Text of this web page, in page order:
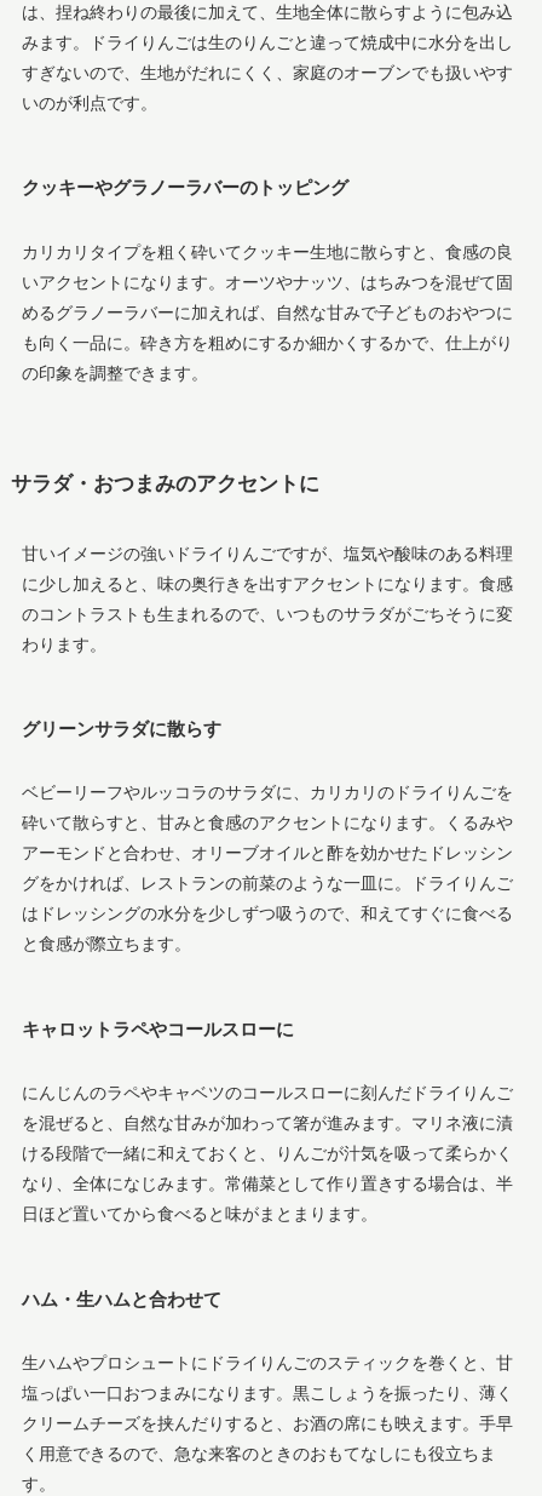
は、捏ね終わりの最後に加えて、生地全体に散らすように包み込
みます。ドライりんごは生のりんごと違って焼成中に水分を出し
すぎないので、生地がだれにくく、家庭のオーブンでも扱いやす
いのが利点です。
クッキーやグラノーラバーのトッピング
カリカリタイプを粗く砕いてクッキー生地に散らすと、食感の良
いアクセントになります。オーツやナッツ、はちみつを混ぜて固
めるグラノーラバーに加えれば、自然な甘みで子どものおやつに
も向く一品に。砕き方を粗めにするか細かくするかで、仕上がり
の印象を調整できます。
サラダ・おつまみのアクセントに
甘いイメージの強いドライりんごですが、塩気や酸味のある料理
に少し加えると、味の奥行きを出すアクセントになります。食感
のコントラストも生まれるので、いつものサラダがごちそうに変
わります。
グリーンサラダに散らす
ベビーリーフやルッコラのサラダに、カリカリのドライりんごを
砕いて散らすと、甘みと食感のアクセントになります。くるみや
アーモンドと合わせ、オリーブオイルと酢を効かせたドレッシン
グをかければ、レストランの前菜のような一皿に。ドライりんご
はドレッシングの水分を少しずつ吸うので、和えてすぐに食べる
と食感が際立ちます。
キャロットラペやコールスローに
にんじんのラペやキャベツのコールスローに刻んだドライりんご
を混ぜると、自然な甘みが加わって箸が進みます。マリネ液に漬
ける段階で一緒に和えておくと、りんごが汁気を吸って柔らかく
なり、全体になじみます。常備菜として作り置きする場合は、半
日ほど置いてから食べると味がまとまります。
ハム・生ハムと合わせて
生ハムやプロシュートにドライりんごのスティックを巻くと、甘
塩っぱい一口おつまみになります。黒こしょうを振ったり、薄く
クリームチーズを挟んだりすると、お酒の席にも映えます。手早
く用意できるので、急な来客のときのおもてなしにも役立ちま
す。